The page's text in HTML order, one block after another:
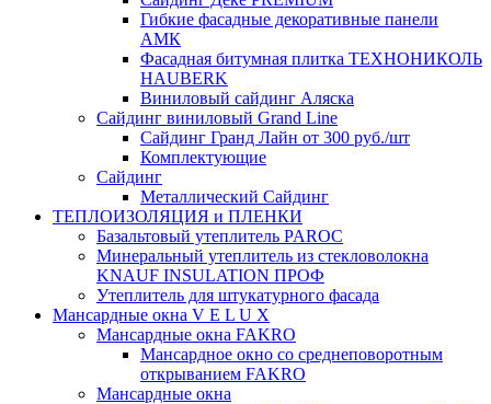
Гибкие фасадные декоративные панели
АМК
Фасадная битумная плитка ТЕХНОНИКОЛЬ
HAUBERK
Виниловый сайдинг Аляска
Сайдинг виниловый Grand Line
Сайдинг Гранд Лайн от 300 руб./шт
Комплектующие
Сайдинг
Металлический Сайдинг
ТЕПЛОИЗОЛЯЦИЯ и ПЛЕНКИ
Базальтовый утеплитель PAROC
Минеральный утеплитель из стекловолокна
KNAUF INSULATION ПРОФ
Утеплитель для штукатурного фасада
Мансардные окна V E L U X
Мансардные окна FAKRO
Мансардное окно со среднеповоротным
открыванием FAKRO
Мансардные окна